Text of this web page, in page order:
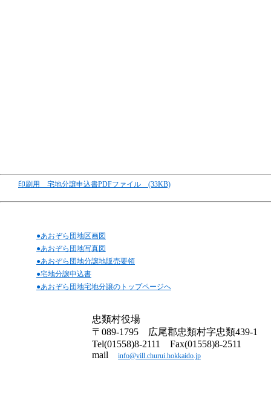
印刷用 宅地分譲申込書PDFファイル (33KB)
●あおぞら団地区画図
●あおぞら団地写真図
●あおぞら団地分譲地販売要領
●宅地分譲申込書
●あおぞら団地宅地分譲のトップページへ
忠類村役場
〒089-1795 広尾郡忠類村字忠類439-1
Tel(01558)8-2111 Fax(01558)8-2511
mail
info@vill.churui.hokkaido.jp